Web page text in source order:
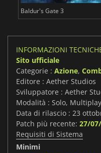
Baldur's Gate 3
INFORMAZIONI
Sito ufficiale
Categorie : Azione,
Editore : Aether Studios
Sviluppatore : Aether
Modalità : Solo,
Data di rilascio : 23
Patch più recente: 27/
Requisiti di Sistema
Minimi